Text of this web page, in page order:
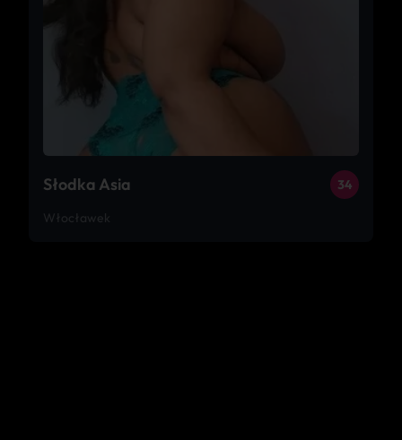
Słodka Asia 34
Włocławek